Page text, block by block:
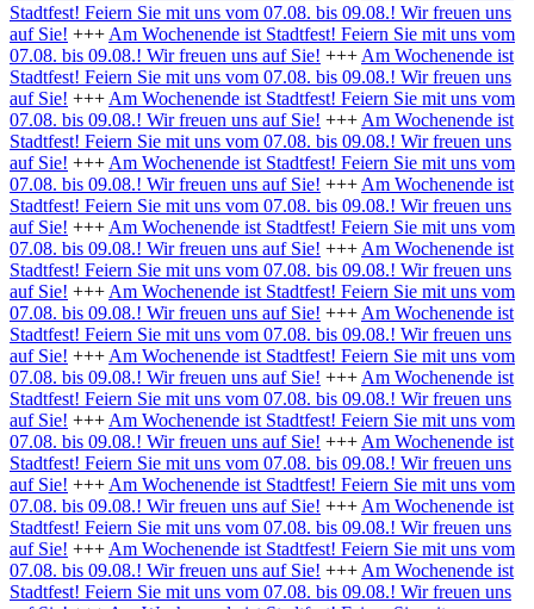
Stadtfest! Feiern Sie mit uns vom 07.08. bis 09.08.! Wir freuen uns
auf Sie! +++ Am Wochenende ist Stadtfest! Feiern Sie mit uns vom
07.08. bis 09.08.! Wir freuen uns auf Sie! +++ Am Wochenende ist
Stadtfest! Feiern Sie mit uns vom 07.08. bis 09.08.! Wir freuen uns
auf Sie! +++ Am Wochenende ist Stadtfest! Feiern Sie mit uns vom
07.08. bis 09.08.! Wir freuen uns auf Sie! +++ Am Wochenende ist
Stadtfest! Feiern Sie mit uns vom 07.08. bis 09.08.! Wir freuen uns
auf Sie! +++ Am Wochenende ist Stadtfest! Feiern Sie mit uns vom
07.08. bis 09.08.! Wir freuen uns auf Sie! +++ Am Wochenende ist
Stadtfest! Feiern Sie mit uns vom 07.08. bis 09.08.! Wir freuen uns
auf Sie! +++ Am Wochenende ist Stadtfest! Feiern Sie mit uns vom
07.08. bis 09.08.! Wir freuen uns auf Sie! +++ Am Wochenende ist
Stadtfest! Feiern Sie mit uns vom 07.08. bis 09.08.! Wir freuen uns
auf Sie! +++ Am Wochenende ist Stadtfest! Feiern Sie mit uns vom
07.08. bis 09.08.! Wir freuen uns auf Sie! +++ Am Wochenende ist
Stadtfest! Feiern Sie mit uns vom 07.08. bis 09.08.! Wir freuen uns
auf Sie! +++ Am Wochenende ist Stadtfest! Feiern Sie mit uns vom
07.08. bis 09.08.! Wir freuen uns auf Sie! +++ Am Wochenende ist
Stadtfest! Feiern Sie mit uns vom 07.08. bis 09.08.! Wir freuen uns
auf Sie! +++ Am Wochenende ist Stadtfest! Feiern Sie mit uns vom
07.08. bis 09.08.! Wir freuen uns auf Sie! +++ Am Wochenende ist
Stadtfest! Feiern Sie mit uns vom 07.08. bis 09.08.! Wir freuen uns
auf Sie! +++ Am Wochenende ist Stadtfest! Feiern Sie mit uns vom
07.08. bis 09.08.! Wir freuen uns auf Sie! +++ Am Wochenende ist
Stadtfest! Feiern Sie mit uns vom 07.08. bis 09.08.! Wir freuen uns
auf Sie! +++ Am Wochenende ist Stadtfest! Feiern Sie mit uns vom
07.08. bis 09.08.! Wir freuen uns auf Sie! +++ Am Wochenende ist
Stadtfest! Feiern Sie mit uns vom 07.08. bis 09.08.! Wir freuen uns